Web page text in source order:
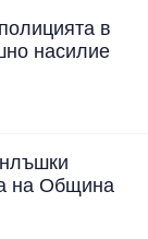
в
насилие
на Община